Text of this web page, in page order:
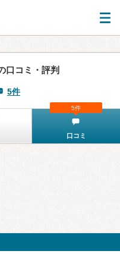
口コミ・評判
5件
口コミ
5件